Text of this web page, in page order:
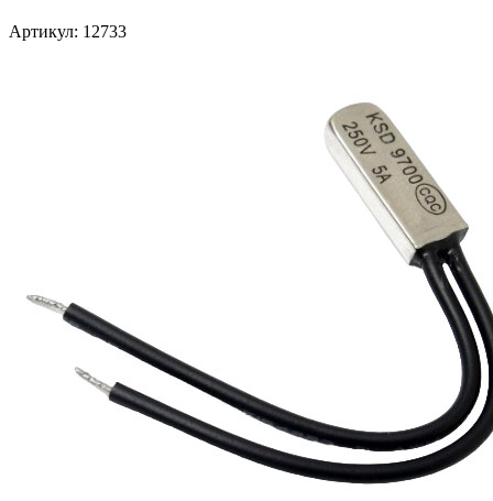
Артикул: 12733